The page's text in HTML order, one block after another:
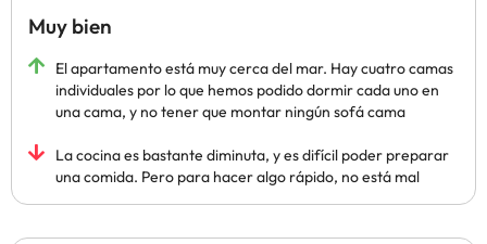
Muy bien
El apartamento está muy cerca del mar. Hay cuatro camas
individuales por lo que hemos podido dormir cada uno en
una cama, y no tener que montar ningún sofá cama
La cocina es bastante diminuta, y es difícil poder preparar
una comida. Pero para hacer algo rápido, no está mal